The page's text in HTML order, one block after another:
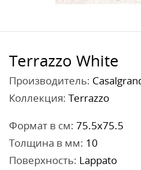
Terrazzo White
Производитель:
Коллекция: Terrazzo
Формат в см: 75.5x75.5
Толщина в мм: 10
Поверхность: Lappato